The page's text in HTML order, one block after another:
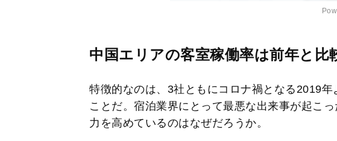
中国エリアの客室稼働率は前年と比
特徴的なのは、3社ともにコロナ禍となる2019
ことだ。宿泊業界にとって最悪な出来事が起こ
力を高めているのはなぜだろうか。